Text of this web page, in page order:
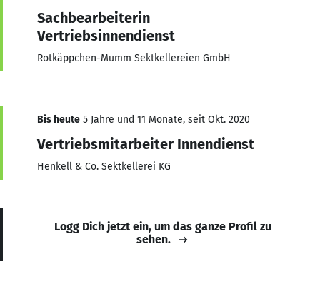
Sachbearbeiterin
Vertriebsinnendienst
Rotkäppchen-Mumm Sektkellereien GmbH
Bis heute 5 Jahre und 11 Monate, seit Okt. 2020
Vertriebsmitarbeiter Innendienst
Henkell & Co. Sektkellerei KG
Logg Dich jetzt ein, um das ganze Profil zu
sehen.